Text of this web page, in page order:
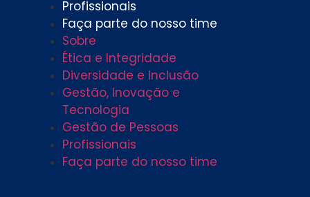
Profissionais
Faça parte do nosso time
Sobre
Ética e Integridade
Diversidade e Inclusão
Gestão, Inovação e
Tecnologia
Gestão de Pessoas
Profissionais
Faça parte do nosso time